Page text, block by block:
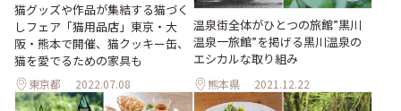
猫グッズや作品が集結する猫づく
しフェア「猫用品店」東京・大
阪・熊本で開催、猫クッキー缶、
猫を愛でるための家具も
東京都 2022.07.08
温泉街全体がひとつの旅館”黒川
温泉一旅館”を掲げる黒川温泉の
エシカルな取り組み
熊本県 2021.12.22